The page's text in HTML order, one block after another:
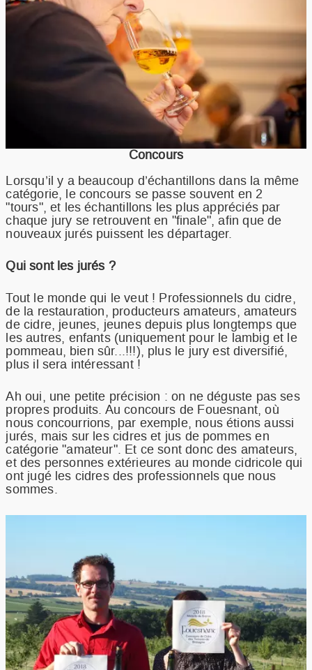
Concours
Lorsqu’il y a beaucoup d’échantillons dans la même
catégorie, le concours se passe souvent en 2
"tours", et les échantillons les plus appréciés par
chaque jury se retrouvent en "finale", afin que de
nouveaux jurés puissent les départager.
Qui sont les jurés ?
Tout le monde qui le veut ! Professionnels du cidre,
de la restauration, producteurs amateurs, amateurs
de cidre, jeunes, jeunes depuis plus longtemps que
les autres, enfants (uniquement pour le lambig et le
pommeau, bien sûr...!!!), plus le jury est diversifié,
plus il sera intéressant !
Ah oui, une petite précision : on ne déguste pas ses
propres produits. Au concours de Fouesnant, où
nous concourrions, par exemple, nous étions aussi
jurés, mais sur les cidres et jus de pommes en
catégorie "amateur". Et ce sont donc des amateurs,
et des personnes extérieures au monde cidricole qui
ont jugé les cidres des professionnels que nous
sommes.